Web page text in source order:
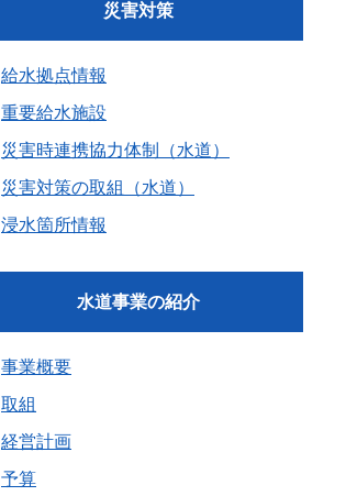
災害対策
給水拠点情報
重要給水施設
災害時連携協力体制（水道）
災害対策の取組（水道）
浸水箇所情報
水道事業の紹介
事業概要
取組
経営計画
予算